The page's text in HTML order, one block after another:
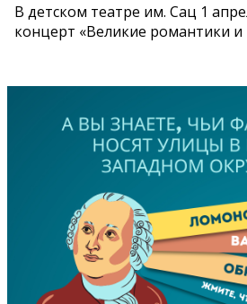
В детском театре им. Сац 1
концерт «Великие романтики и